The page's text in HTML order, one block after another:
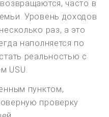
часто в
Уровень доходов
раз, а это
наполняется по
реальностью с
USU.
пунктом,
проверку